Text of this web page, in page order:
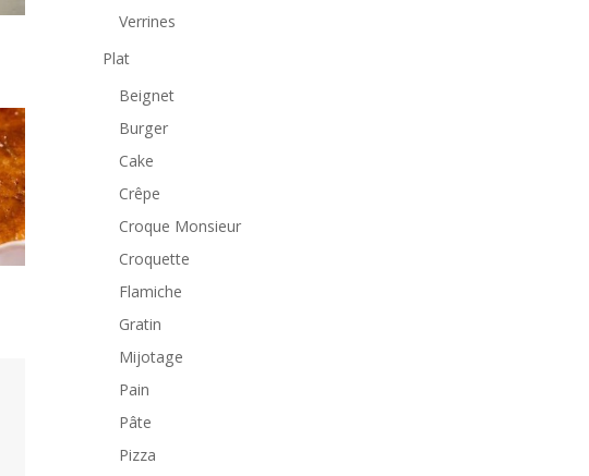
Verrines
Plat
Beignet
Burger
Cake
Crêpe
Croque Monsieur
Croquette
Flamiche
Gratin
Mijotage
Pain
Pâte
Pizza